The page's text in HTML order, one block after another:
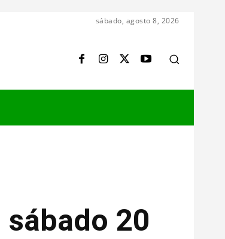
sábado, agosto 8, 2026
20